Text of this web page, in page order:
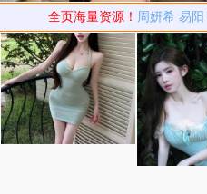
全页海量资源！ 周妍希 易阳